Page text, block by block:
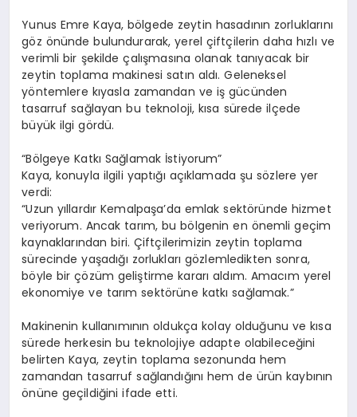
Yunus Emre Kaya, bölgede zeytin hasadının zorluklarını
göz önünde bulundurarak, yerel çiftçilerin daha hızlı ve
verimli bir şekilde çalışmasına olanak tanıyacak bir
zeytin toplama makinesi satın aldı. Geleneksel
yöntemlere kıyasla zamandan ve iş gücünden
tasarruf sağlayan bu teknoloji, kısa sürede ilçede
büyük ilgi gördü.
“Bölgeye Katkı Sağlamak İstiyorum”
Kaya, konuyla ilgili yaptığı açıklamada şu sözlere yer
verdi:
“Uzun yıllardır Kemalpaşa’da emlak sektöründe hizmet
veriyorum. Ancak tarım, bu bölgenin en önemli geçim
kaynaklarından biri. Çiftçilerimizin zeytin toplama
sürecinde yaşadığı zorlukları gözlemledikten sonra,
böyle bir çözüm geliştirme kararı aldım. Amacım yerel
ekonomiye ve tarım sektörüne katkı sağlamak.”
Makinenin kullanımının oldukça kolay olduğunu ve kısa
sürede herkesin bu teknolojiye adapte olabileceğini
belirten Kaya, zeytin toplama sezonunda hem
zamandan tasarruf sağlandığını hem de ürün kaybının
önüne geçildiğini ifade etti.